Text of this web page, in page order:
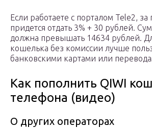
Если работаете с порталом Tele2, за
придется отдать 3% + 30 рублей.
должна превышать 14634 рублей.
кошелька без комиссии лучше
банковскими картами или
Как пополнить QIWI
телефона (видео)
О других операторах